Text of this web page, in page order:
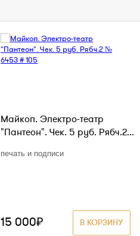
Майкоп. Электро-театр
"Пантеон". Чек. 5 руб. Рябч.2...
печать и подписи
В КОРЗИНУ
15 000₽